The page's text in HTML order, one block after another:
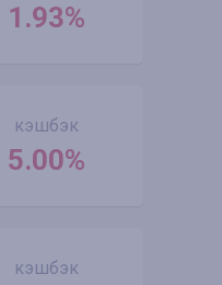
1.93%
кэшбэк
5.00%
кэшбэк